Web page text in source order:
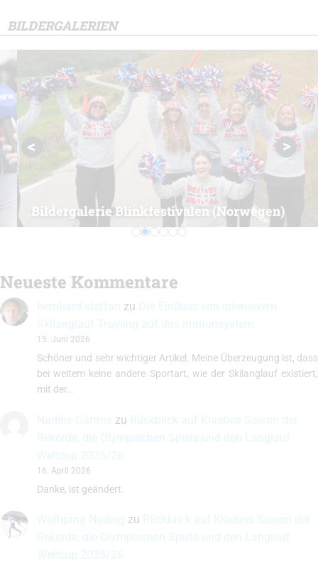
BILDERGALERIEN
Bildergalerie Blinkfestivalen (Norwegen)
Neueste Kommentare
bernhard steffan zu Der Einfluss von intensivem
Skilanglauf-Training auf das Immunsystem
15. Juni 2026
Schöner und sehr wichtiger Artikel. Meine Überzeugung ist, dass
bei weitem keine andere Sportart, wie der Skilanglauf existiert,
mit der…
Nadine Gärtner zu Rückblick auf Klaebos Saison der
Rekorde, die Olympischen Spiele und den Langlauf
Weltcup 2025/26
16. April 2026
Danke, ist geändert.
Wolfgang Nuding zu Rückblick auf Klaebos Saison der
Rekorde, die Olympischen Spiele und den Langlauf
Weltcup 2025/26